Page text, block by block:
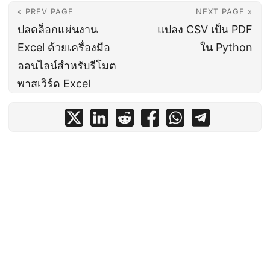
« PREV PAGE
ปลดล็อกแผ่นงาน
Excel ด้วยเครื่องมือ
ออนไลน์สำหรับรีโมต
พาสเวิร์ด Excel
NEXT PAGE »
แปลง CSV เป็น PDF
ใน Python